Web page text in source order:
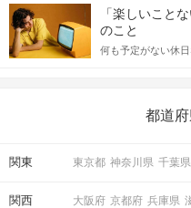
合にどのような行
しかし、中には「
っしゃるのではな
送るLINEでのデー
えながら解説する
「楽しいこと
のこと
何も予定がない休
の楽しいことアイ
都道
関東 東京都 神奈川県 千葉県
関西 大阪府 京都府 兵庫県